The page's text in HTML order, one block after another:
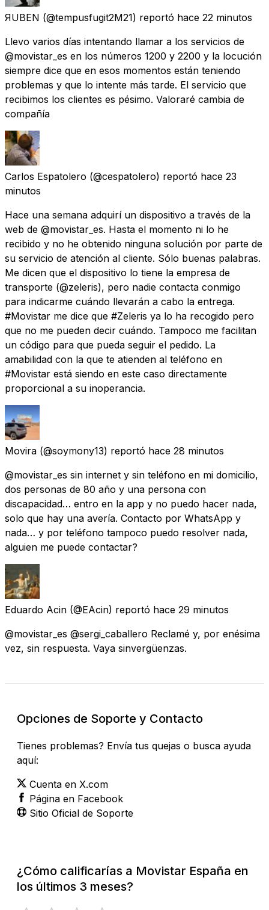
ЯUBEN (@tempusfugit2M21) reportó hace 22 minutos
Llevo varios días intentando llamar a los servicios de
@movistar_es en los números 1200 y 2200 y la locución
siempre dice que en esos momentos están teniendo
problemas y que lo intente más tarde. El servicio que
recibimos los clientes es pésimo. Valoraré cambia de
compañía
Carlos Espatolero (@cespatolero) reportó hace 23
minutos
Hace una semana adquirí un dispositivo a través de la
web de @movistar_es. Hasta el momento ni lo he
recibido y no he obtenido ninguna solución por parte de
su servicio de atención al cliente. Sólo buenas palabras.
Me dicen que el dispositivo lo tiene la empresa de
transporte (@zeleris), pero nadie contacta conmigo
para indicarme cuándo llevarán a cabo la entrega.
#Movistar me dice que #Zeleris ya lo ha recogido pero
que no me pueden decir cuándo. Tampoco me facilitan
un código para que pueda seguir el pedido. La
amabilidad con la que te atienden al teléfono en
#Movistar está siendo en este caso directamente
proporcional a su inoperancia.
Movira (@soymony13) reportó hace 28 minutos
@movistar_es sin internet y sin teléfono en mi domicilio,
dos personas de 80 año y una persona con
discapacidad… entro en la app y no puedo hacer nada,
solo que hay una avería. Contacto por WhatsApp y
nada… y por teléfono tampoco puedo resolver nada,
alguien me puede contactar?
Eduardo Acin (@EAcin) reportó hace 29 minutos
@movistar_es @sergi_caballero Reclamé y, por enésima
vez, sin respuesta. Vaya sinvergüenzas.
Opciones de Soporte y Contacto
Tienes problemas? Envía tus quejas o busca ayuda
aquí:
Cuenta en X.com
Página en Facebook
Sitio Oficial de Soporte
¿Cómo calificarías a Movistar España en
los últimos 3 meses?